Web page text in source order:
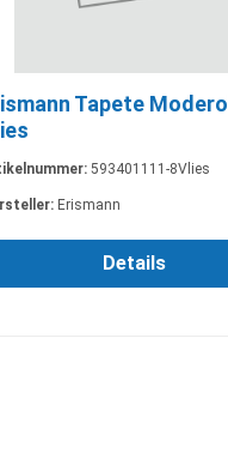
Tapete
593401111-8Vlies
Erismann
Details